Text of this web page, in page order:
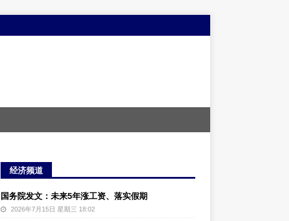
经济频道
国务院发文：未来5年涨工资、落实假期
2026年7月15日 星期三 18:02